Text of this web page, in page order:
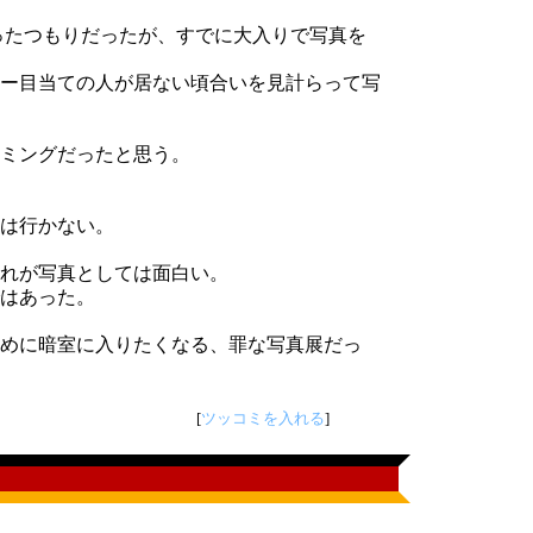
つもりだったが、すでに大入りで写真を
目当ての人が居ない頃合いを見計らって写
ングだったと思う。
行かない。
が写真としては面白い。
あった。
に暗室に入りたくなる、罪な写真展だっ
[ツッコミを入れる]